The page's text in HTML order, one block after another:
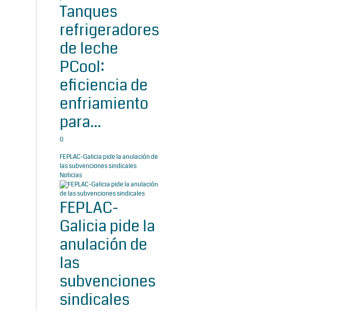
Tanques
refrigeradores
de leche
PCool:
eficiencia de
enfriamiento
para...
0
FEPLAC-Galicia pide la anulación de
las subvenciones sindicales
Noticias
FEPLAC-
Galicia pide la
anulación de
las
subvenciones
sindicales